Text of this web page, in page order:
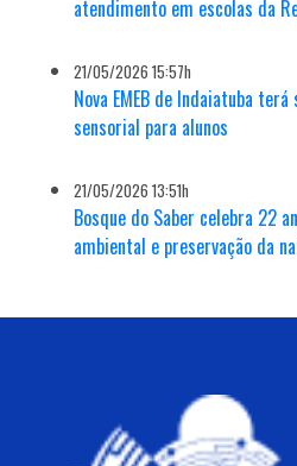
atendimento em escolas da
21/05/2026 15:57h
Nova EMEB de Indaiatuba
sensorial para alunos
21/05/2026 13:51h
Bosque do Saber celebra 22
ambiental e preservação da